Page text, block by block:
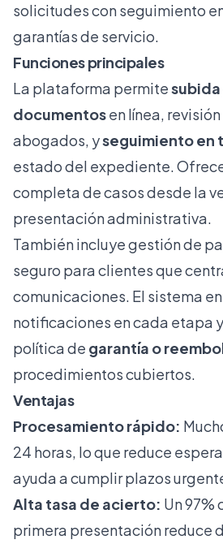
solicitudes con seguimiento
garantías de servicio.
Funciones principales
La plataforma permite
documentosen línea,
abogados, yseguimiento en
estado del expediente.
completa de casos desde la
presentación administrativa.
También incluye gestión de
seguro para clientes que
comunicaciones. El sistema
notificaciones en cada etapa
política de garantía o
procedimientos cubiertos.
Ventajas
Procesamiento rápido:
24 horas, lo que reduce
ayuda a cumplir plazos
Alta tasa de acierto: Un 97%
primera presentación reduce